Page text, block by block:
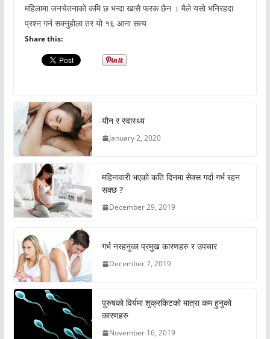
महिलामा जनचेतनाको कमि छ भन्दा खासै फरक छैन । मैले यसो भनिरहदा
प्रश्न गर्न सक्नुहोला तर यो १६ आना सत्य
Share this:
यौन र स्वास्थ्य
January 2, 2020
महिनावारी भएको कति दिनमा सेक्स गर्दा गर्भ रहन
सक्छ ?
December 29, 2019
गर्भ नरहनुका प्रमुख कारणहरु र उपचार
December 7, 2019
पुरुषको विर्यमा शुक्रकिटको मात्रा कम हुनुको
कारणहरु
November 16, 2019